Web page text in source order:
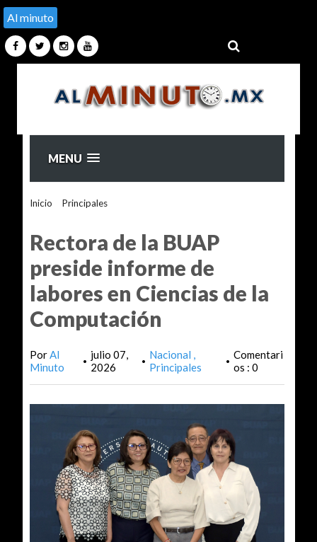
Al minuto
MENU
Inicio Principales>
Rectora de la BUAP
preside informe de
labores en Ciencias de la
Computación
PorAl
Minuto
• julio 07,
2026
• Nacional
Principales
• Comentari
os : 0